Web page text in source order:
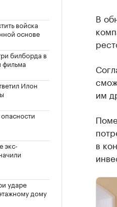
войска
основе
билборда в
фильма
Илон
экс-
ударе
дому
В
им
в